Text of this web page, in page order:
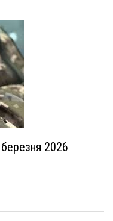
березня 2026